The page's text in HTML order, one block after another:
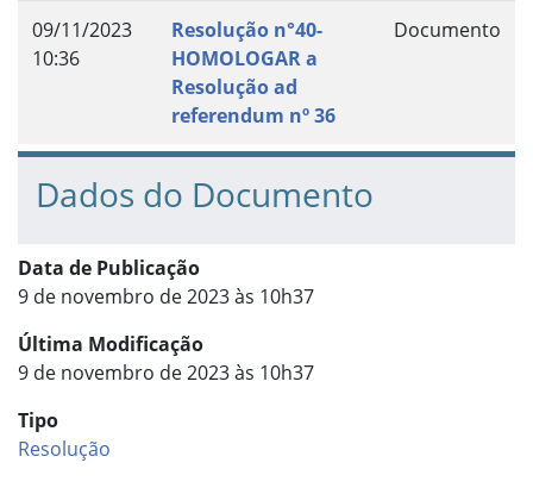
09/11/2023
10:36
Resolução n°40-
HOMOLOGAR a
Resolução ad
referendum nº 36
Documento
Dados do Documento
Data de Publicação
9 de novembro de 2023 às 10h37
Última Modificação
9 de novembro de 2023 às 10h37
Tipo
Resolução